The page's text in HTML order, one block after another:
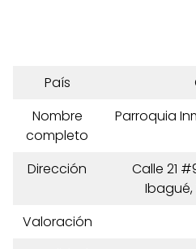
País
Nombre
completo
Parroquia
Dirección
Calle 21
Valoración